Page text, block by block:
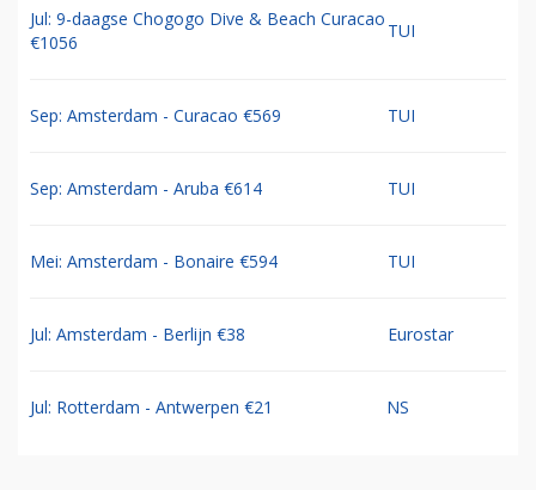
Jul: 9-daagse Chogogo Dive & Beach Curacao
€1056
TUI
Sep: Amsterdam - Curacao €569 TUI
Sep: Amsterdam - Aruba €614 TUI
Mei: Amsterdam - Bonaire €594 TUI
Jul: Amsterdam - Berlijn €38 Eurostar
Jul: Rotterdam - Antwerpen €21 NS